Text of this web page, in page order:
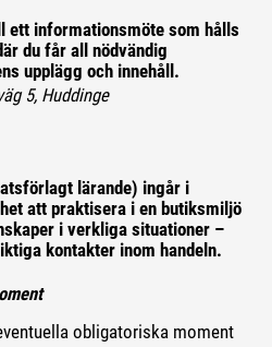
informationsmöte som hålls
du får all nödvändig
upplägg och innehåll.
5, Huddinge
lärande) ingår i
att praktisera i en butiksmiljö
i verkliga situationer –
kontakter inom handeln.
obligatoriska moment